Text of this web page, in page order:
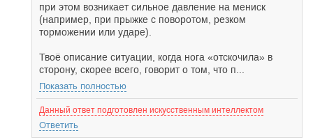
при этом возникает сильное давление на мениск
(например, при прыжке с поворотом, резком
торможении или ударе).
Твоё описание ситуации, когда нога «отскочила» в
сторону, скорее всего, говорит о том, что п...
Показать полностью
Данный ответ подготовлен искусственным интеллектом
Ответить